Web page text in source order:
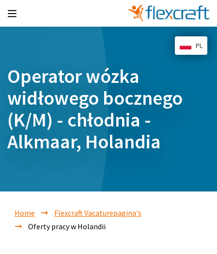
Operator wózka
widłowego bocznego
(K/M) - chłodnia -
Alkmaar, Holandia
Home
Flexcraft Vacaturepagina's
Oferty pracy w Holandii
PL